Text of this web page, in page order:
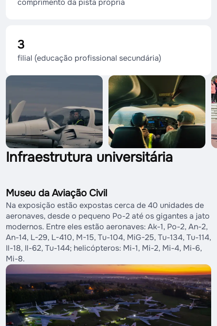
comprimento da pista própria
3
filial (educação profissional secundária)
Infraestrutura universitária
Museu da Aviação Civil
Na exposição estão expostas cerca de 40 unidades de
aeronaves, desde o pequeno Po-2 até os gigantes a jato
modernos. Entre eles estão aeronaves: Ak-1, Po-2, An-2,
An-14, L-29, L-410, M-15, Tu-104, MiG-25, Tu-134, Tu-114,
Il-18, Il-62, Tu-144; helicópteros: Mi-1, Mi-2, Mi-4, Mi-6,
Mi-8.